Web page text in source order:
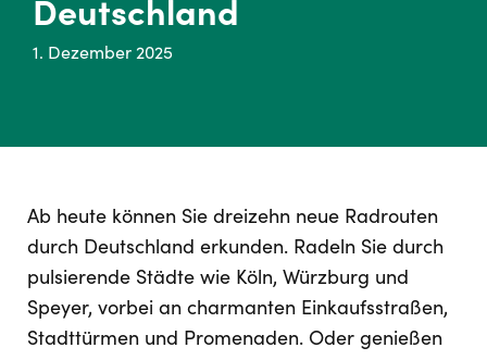
Deutschland
1. Dezember 2025
Ab heute können Sie dreizehn neue Radrouten
durch Deutschland erkunden. Radeln Sie durch
pulsierende Städte wie Köln, Würzburg und
Speyer, vorbei an charmanten Einkaufsstraßen,
Stadttürmen und Promenaden. Oder genießen